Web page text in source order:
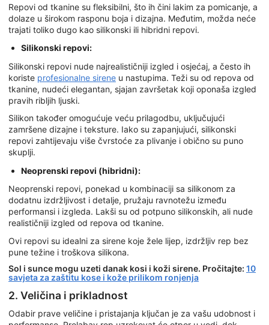
Repovi od tkanine su fleksibilni, što ih čini lakim za pomicanje, a
dolaze u širokom rasponu boja i dizajna. Međutim, možda neće
trajati toliko dugo kao silikonski ili hibridni repovi.
Silikonski repovi:
Silikonski repovi nude najrealističniji izgled i osjećaj, a često ih
koriste profesionalne sirene u nastupima. Teži su od repova od
tkanine, nudeći elegantan, sjajan završetak koji oponaša izgled
pravih ribljih ljuski.
Silikon također omogućuje veću prilagodbu, uključujući
zamršene dizajne i teksture. Iako su zapanjujući, silikonski
repovi zahtijevaju više čvrstoće za plivanje i obično su puno
skuplji.
Neoprenski repovi (hibridni):
Neoprenski repovi, ponekad u kombinaciji sa silikonom za
dodatnu izdržljivost i detalje, pružaju ravnotežu između
performansi i izgleda. Lakši su od potpuno silikonskih, ali nude
realističniji izgled od repova od tkanine.
Ovi repovi su idealni za sirene koje žele lijep, izdržljiv rep bez
pune težine i troškova silikona.
Sol i sunce mogu uzeti danak kosi i koži sirene. Pročitajte: 10
savjeta za zaštitu kose i kože prilikom ronjenja
2. Veličina i prikladnost
Odabir prave veličine i pristajanja ključan je za vašu udobnost i